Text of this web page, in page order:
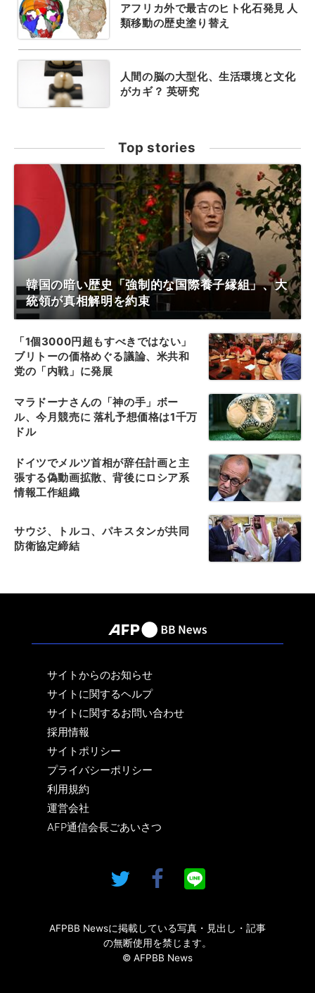
アフリカ外で最古のヒト化石発見 人
類移動の歴史塗り替え
人間の脳の大型化、生活環境と文化
がカギ？ 英研究
Top stories
韓国の暗い歴史「強制的な国際養子縁組」、大
統領が真相解明を約束
「1個3000円超もすべきではない」
ブリトーの価格めぐる議論、米共和
党の「内戦」に発展
マラドーナさんの「神の手」ボー
ル、今月競売に 落札予想価格は1千万
ドル
ドイツでメルツ首相が辞任計画と主
張する偽動画拡散、背後にロシア系
情報工作組織
サウジ、トルコ、パキスタンが共同
防衛協定締結
サイトからのお知らせ
サイトに関するヘルプ
サイトに関するお問い合わせ
採用情報
サイトポリシー
プライバシーポリシー
利用規約
運営会社
AFP通信会長ごあいさつ
AFPBB Newsに掲載している写真・見出し・記事
の無断使用を禁じます。
© AFPBB News